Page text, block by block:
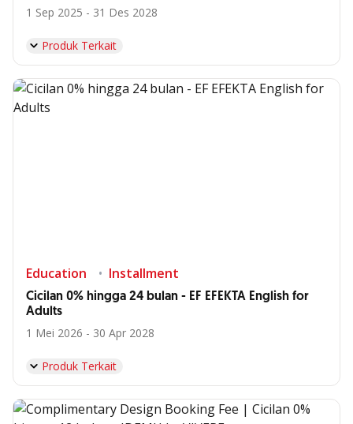
1 Sep 2025 - 31 Des 2028
Produk Terkait
Education Installment
Cicilan 0% hingga 24 bulan - EF EFEKTA English for
Adults
1 Mei 2026 - 30 Apr 2028
Produk Terkait